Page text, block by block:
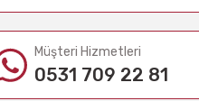
Müşteri Hizmetleri
0531 709 22 81